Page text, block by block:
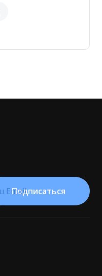
Подписаться